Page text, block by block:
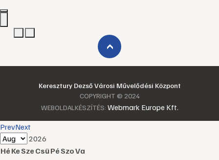
›
Keresztury Dezső Városi Művelődési Központ
COPYRIGHT © 2024
WEBOLDALKÉSZÍTÉS: Webmark Europe Kft.
PrevNext
2026
HéKeSzeCsüPéSzoVa